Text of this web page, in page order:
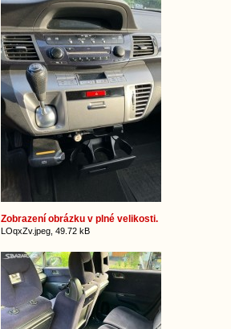
Zobrazení obrázku v plné velikosti.
LOqxZv.jpeg, 49.72 kB